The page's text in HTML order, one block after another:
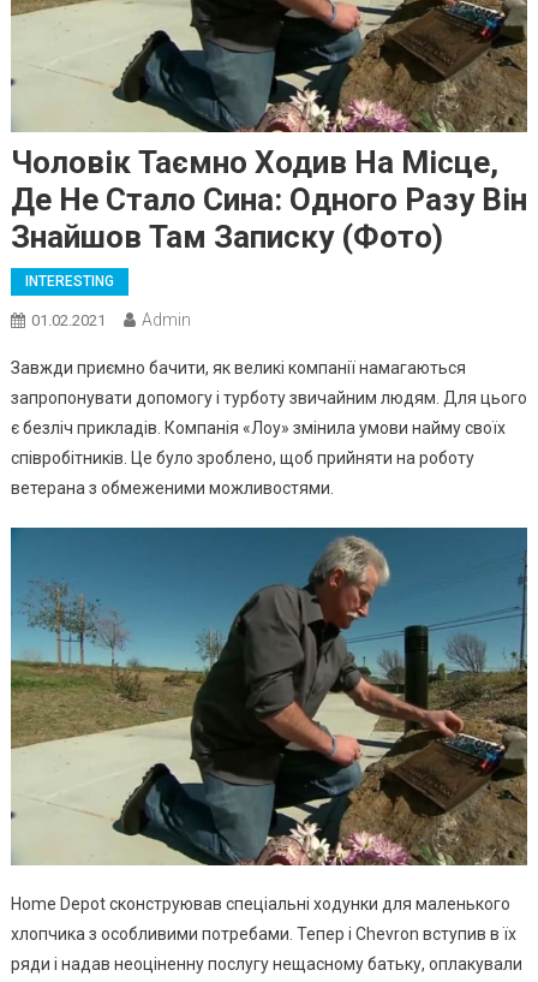
Чоловік Таємно Ходив На Місце,
Де Не Стало Сина: Одного Разу Він
Знайшов Там Записку (Фото)
INTERESTING
01.02.2021 Admin
Завжди приємно бачити, як великі компанії намагаються
запропонувати допомогу і турботу звичайним людям. Для цього
є безліч прикладів. Компанія «Лоу» змінила умови найму своїх
співробітників. Це було зроблено, щоб прийняти на роботу
ветерана з обмеженими можливостями.
Home Depot сконструював спеціальні ходунки для маленького
хлопчика з особливими потребами. Тепер і Chevron вступив в їх
ряди і надав неоціненну послугу нещасному батьку, оплакували